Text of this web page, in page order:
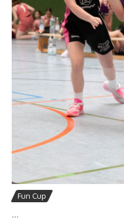
Fun Cup
...